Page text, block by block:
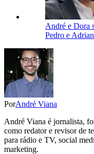
André e Dora
Pedro e
PorAndré Viana
André Viana é jornalista,
como redator e revisor de
para rádio e TV, social
marketing.